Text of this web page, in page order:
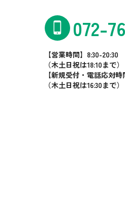
072-
【営業時間】8:30-20:30
（木土日祝は18:10まで）
【新規受付・電話応対時
（木土日祝は16:30まで）